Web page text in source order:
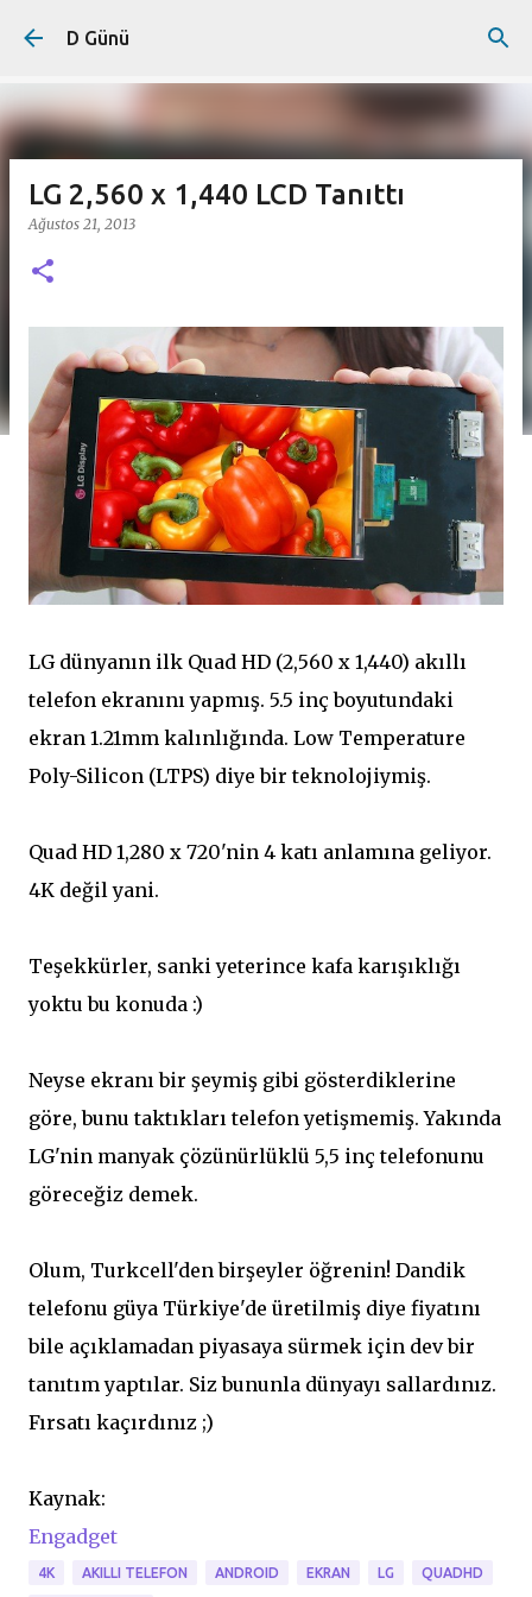
D Günü
LG 2,560 x 1,440 LCD Tanıttı
Ağustos 21, 2013
LG dünyanın ilk Quad HD (2,560 x 1,440) akıllı
telefon ekranını yapmış. 5.5 inç boyutundaki
ekran 1.21mm kalınlığında. Low Temperature
Poly-Silicon (LTPS) diye bir teknolojiymiş.
Quad HD 1,280 x 720'nin 4 katı anlamına geliyor.
4K değil yani.
Teşekkürler, sanki yeterince kafa karışıklığı
yoktu bu konuda :)
Neyse ekranı bir şeymiş gibi gösterdiklerine
göre, bunu taktıkları telefon yetişmemiş. Yakında
LG'nin manyak çözünürlüklü 5,5 inç telefonunu
göreceğiz demek.
Olum, Turkcell'den birşeyler öğrenin! Dandik
telefonu güya Türkiye'de üretilmiş diye fiyatını
bile açıklamadan piyasaya sürmek için dev bir
tanıtım yaptılar. Siz bununla dünyayı sallardınız.
Fırsatı kaçırdınız ;)
Kaynak:
Engadget
4K AKILLI TELEFON ANDROID EKRAN LG QUADHD